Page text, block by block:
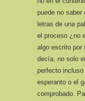
puede no
letras de una
el proceso ¿no
algo escrito por
decía, no solo
perfecto
esperanto o el
comprobado.